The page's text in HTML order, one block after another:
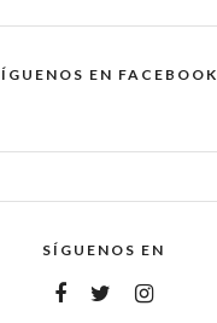
EN FACEBOOK
SÍGUENOS EN